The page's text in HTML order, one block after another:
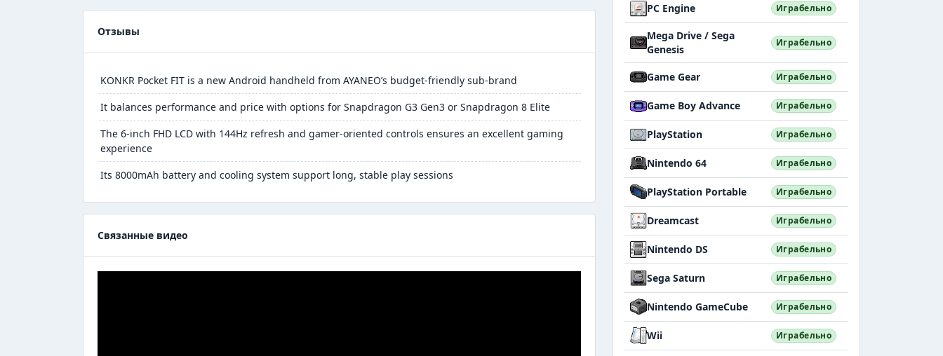
Отзывы
KONKR Pocket FIT is a new Android handheld from AYANEO’s budget-friendly sub-brand
It balances performance and price with options for Snapdragon G3 Gen3 or Snapdragon 8 Elite
The 6-inch FHD LCD with 144Hz refresh and gamer-oriented controls ensures an excellent gaming
experience
Its 8000mAh battery and cooling system support long, stable play sessions
Связанные видео
PC Engine Играбельно
Mega Drive / Sega
Genesis
Играбельно
Game Gear Играбельно
Game Boy Advance Играбельно
PlayStation Играбельно
Nintendo 64 Играбельно
PlayStation Portable Играбельно
Dreamcast Играбельно
Nintendo DS Играбельно
Sega Saturn Играбельно
Nintendo GameCube Играбельно
Wii Играбельно